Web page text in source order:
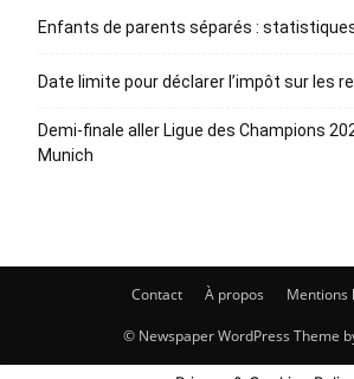
Enfants de parents séparés :
Date limite pour déclarer l’impôt sur les
Demi-finale aller Ligue des Champions
Munich
Contact À propos Mentions
© Newspaper WordPress Theme